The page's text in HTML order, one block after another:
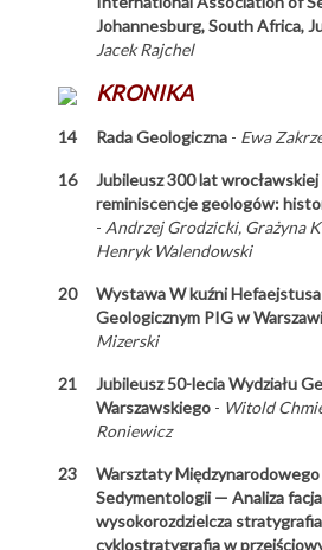
Johannesburg, South Africa,
Jacek Rajchel
KRONIKA
14 Rada Geologiczna- Ewa
16
Jubileusz 300 lat
reminiscencje geologów:
- Andrzej Grodzicki, Grażyna
Henryk Walendowski
20
Wystawa W kuźni
Geologicznym PIG w
Mizerski
21
Jubileusz 50-lecia Wydziału
Warszawskiego- Witold
Roniewicz
23
Warsztaty
Sedymentologii — Analiza
wysokorozdzielcza
cyklostratygrafia w